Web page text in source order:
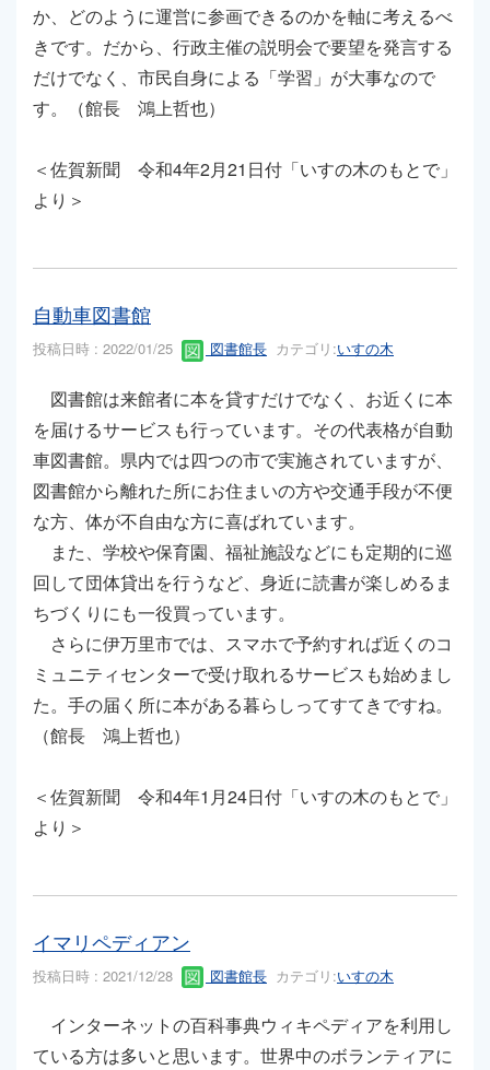
か、どのように運営に参画できるのかを軸に考えるべ
きです。だから、行政主催の説明会で要望を発言する
だけでなく、市民自身による「学習」が大事なので
す。（館長 鴻上哲也）
＜佐賀新聞 令和4年2月21日付「いすの木のもとで」
より＞
自動車図書館
投稿日時 : 2022/01/25 図書館長 カテゴリ:いすの木
図書館は来館者に本を貸すだけでなく、お近くに本
を届けるサービスも行っています。その代表格が自動
車図書館。県内では四つの市で実施されていますが、
図書館から離れた所にお住まいの方や交通手段が不便
な方、体が不自由な方に喜ばれています。
また、学校や保育園、福祉施設などにも定期的に巡
回して団体貸出を行うなど、身近に読書が楽しめるま
ちづくりにも一役買っています。
さらに伊万里市では、スマホで予約すれば近くのコ
ミュニティセンターで受け取れるサービスも始めまし
た。手の届く所に本がある暮らしってすてきですね。
（館長 鴻上哲也）
＜佐賀新聞 令和4年1月24日付「いすの木のもとで」
より＞
イマリペディアン
投稿日時 : 2021/12/28 図書館長 カテゴリ:いすの木
インターネットの百科事典ウィキペディアを利用し
ている方は多いと思います。世界中のボランティアに